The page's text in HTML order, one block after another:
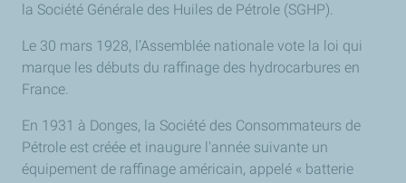
la Société Générale des Huiles de Pétrole (SGHP).
Le 30 mars 1928, l’Assemblée nationale vote la loi qui
marque les débuts du raffinage des hydrocarbures en
France.
En 1931 à Donges, la Société des Consommateurs de
Pétrole est créée et inaugure l'année suivante un
équipement de raffinage américain, appelé « batterie